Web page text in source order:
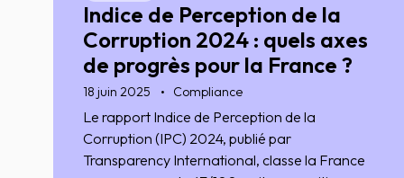
Indice de Perception de la
Corruption 2024 : quels axes
de progrès pour la France ?
18 juin 2025 Compliance
Le rapport Indice de Perception de la
Corruption (IPC) 2024, publié par
Transparency International, classe la France